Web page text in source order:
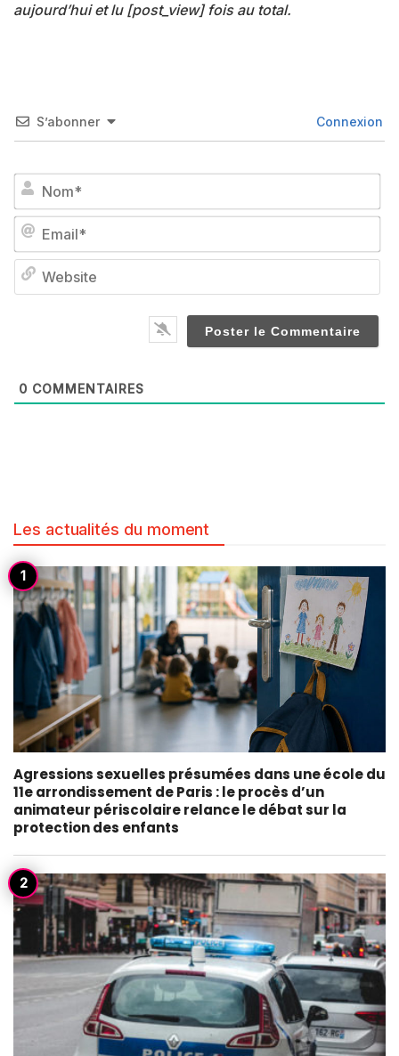
aujourd’hui et lu [post_view] fois au total.
S’abonner Connexion
0 COMMENTAIRES
Les actualités du moment
Agressions sexuelles présumées dans une école du
11e arrondissement de Paris : le procès d’un
animateur périscolaire relance le débat sur la
protection des enfants